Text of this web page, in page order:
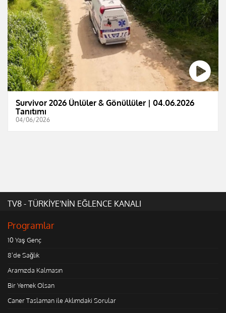
Survivor 2026 Ünlüler & Gönüllüler | 04.06.2026
Tanıtımı
04/06/2026
TV8 - TÜRKİYE'NİN EĞLENCE KANALI
Programlar
10 Yaş Genç
8'de Sağlık
Aramızda Kalmasın
Bir Yemek Olsan
Caner Taslaman ile Aklımdaki Sorular